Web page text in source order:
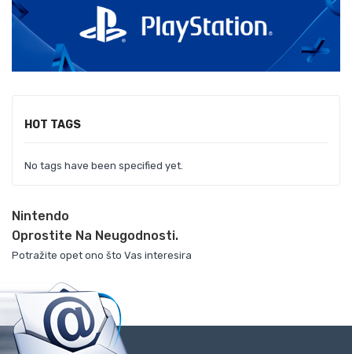
HOT TAGS
No tags have been specified yet.
Nintendo
Oprostite Na Neugodnosti.
Potražite opet ono što Vas interesira